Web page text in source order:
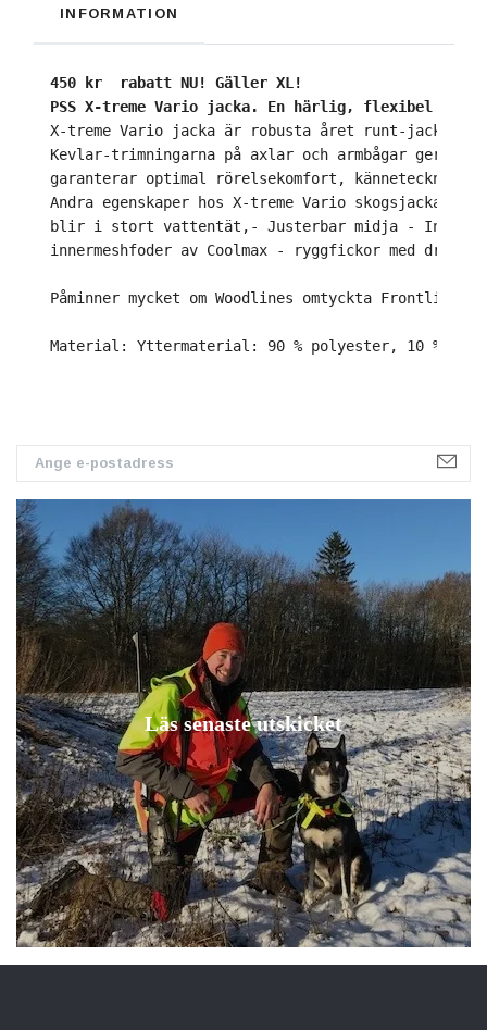
Läs senaste utskicket
INFORMATION
450 kr  rabatt NU! Gäller XL!
PSS X-treme Vario jacka. En härlig, flexibel och
X-treme Vario jacka är robusta året runt-jackor
Kevlar-trimningarna på axlar och armbågar ger
garanterar optimal rörelsekomfort, kännetecknat
Andra egenskaper hos X-treme Vario skogsjacka:
blir i stort vattentät,- Justerbar midja - Inre
innermeshfoder av Coolmax - ryggfickor med
Påminner mycket om Woodlines omtyckta Frontline
Material: Yttermaterial: 90 % polyester, 10 %